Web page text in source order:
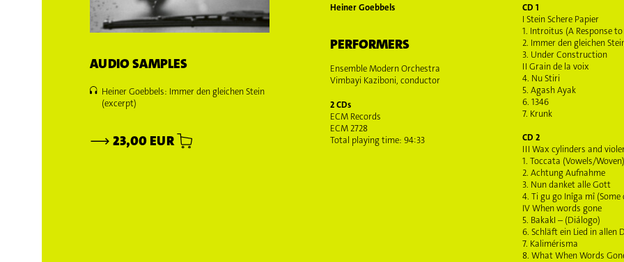
AUDIO SAMPLES
Heiner Goebbels: Immer den gleichen Stein
(excerpt)
⟶ 23,00 EUR
Heiner Goebbels
PERFORMERS
Ensemble Modern Orchestra
Vimbayi Kaziboni, conductor
2 CDs
ECM Records
ECM 2728
Total playing time: 94:33
CD 1
I Stein Schere Papier
1. Introitus (A Response to
2. Immer den gleichen
3. Under Construction
II Grain de la voix
4. Nu Stiri
5. Agash Ayak
6. 1346
7. Krunk
CD 2
III Wax cylinders and
1. Toccata (Vowels/Woven)
2. Achtung Aufnahme
3. Nun danket alle Gott
4. Ti gu go Inîga mî
IV When words gone
5. BakakI – (Diálogo)
6. Schläft ein Lied in allen
7. Kalimérisma
8. What When Words